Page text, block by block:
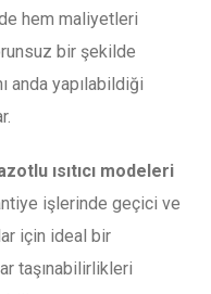
hem maliyetleri
bir şekilde
anda yapılabildiği
ısıtıcı modeleri
işlerinde geçici ve
için ideal bir
taşınabilirlikleri